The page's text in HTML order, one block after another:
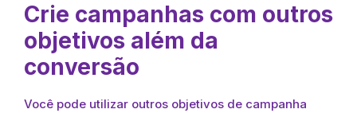
Crie campanhas com outros
objetivos além da
conversão
Você pode utilizar outros objetivos de campanha